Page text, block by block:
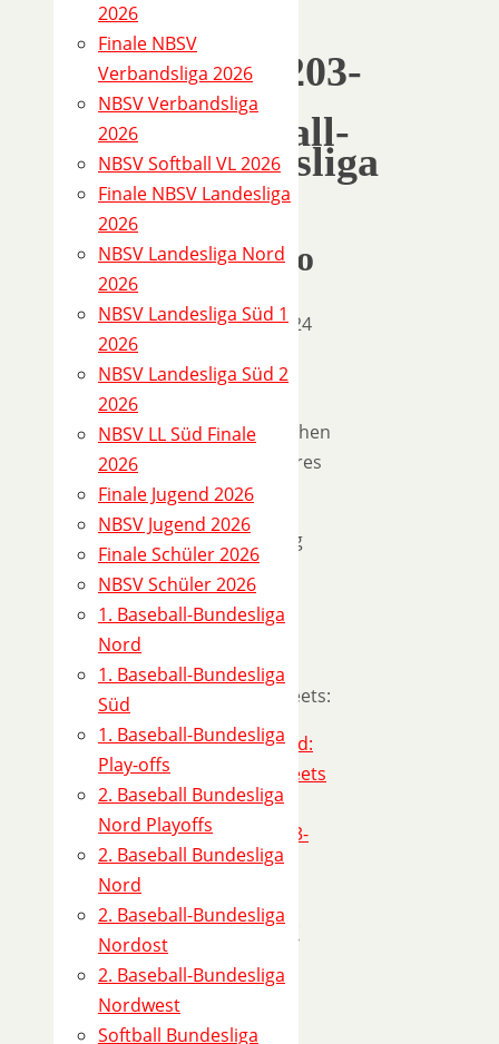
Spiel
10410203-
1
(Softball-
Bundesliga
Nord)
Spielinfo
25.08.2024
Neunkirchen
Nightmares
Gast
Hamburg
Knights
Ergebnis
Scoresheets:
Spielort
Baseball-
und
2026
Finale NBSV
Verbandsliga 2026
NBSV Verbandsliga
2026
NBSV Softball VL 2026
Finale NBSV Landesliga
2026
NBSV Landesliga Nord
2026
NBSV Landesliga Süd 1
2026
NBSV Landesliga Süd 2
2026
NBSV LL Süd Finale
2026
Finale Jugend 2026
NBSV Jugend 2026
Finale Schüler 2026
NBSV Schüler 2026
1. Baseball-Bundesliga
Nord
1. Baseball-Bundesliga
Süd
1. Baseball-Bundesliga
Play-offs
2. Baseball Bundesliga
Nord Playoffs
2. Baseball Bundesliga
Nord
2. Baseball-Bundesliga
Nordost
2. Baseball-Bundesliga
Nordwest
Softball Bundesliga